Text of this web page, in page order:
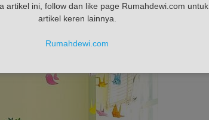
artikel ini, follow dan like page Rumahdewi.com untuk
artikel keren lainnya.
Rumahdewi.com